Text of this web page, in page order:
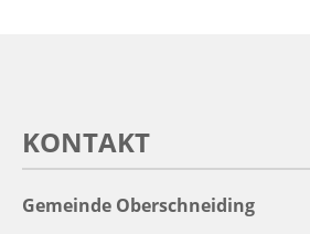
KONTAKT
Gemeinde Oberschneiding